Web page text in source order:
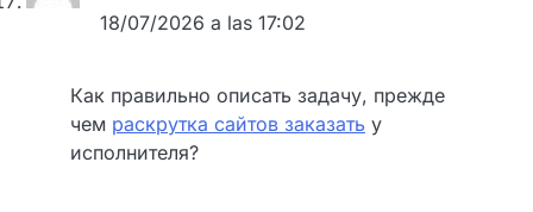
18/07/2026 a las 17:02
Как правильно описать задачу, прежде
чем раскрутка сайтов заказать у
исполнителя?